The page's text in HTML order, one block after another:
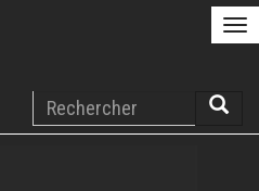
Rechercher